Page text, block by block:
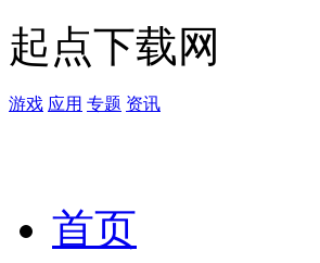
起点下载网
游戏 应用 专题 资讯
首页